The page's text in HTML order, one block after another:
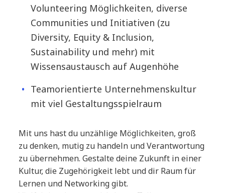
Volunteering Möglichkeiten, diverse
Communities und Initiativen (zu
Diversity, Equity & Inclusion,
Sustainability und mehr) mit
Wissensaustausch auf Augenhöhe
Teamorientierte Unternehmenskultur
mit viel Gestaltungsspielraum
Mit uns hast du unzählige Möglichkeiten, groß
zu denken, mutig zu handeln und Verantwortung
zu übernehmen. Gestalte deine Zukunft in einer
Kultur, die Zugehörigkeit lebt und dir Raum für
Lernen und Networking gibt.